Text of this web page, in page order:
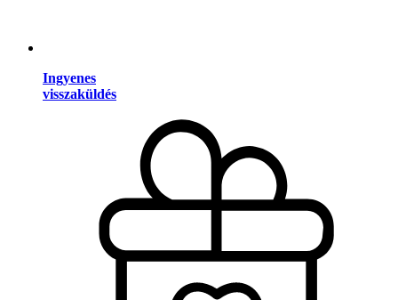
Ingyenes
visszaküldés